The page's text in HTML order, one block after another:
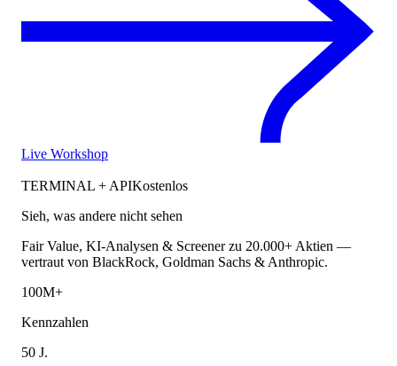
Live Workshop
TERMINAL + APIKostenlos
Sieh, was andere nicht sehen
Fair Value, KI-Analysen & Screener zu 20.000+ Aktien —
vertraut von BlackRock, Goldman Sachs & Anthropic.
100M+
Kennzahlen
50 J.